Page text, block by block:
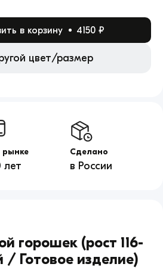
в корзину 4150 ₽
цвет/размер
рынке
лет
Сделано
в России
/ Готовое изделие)